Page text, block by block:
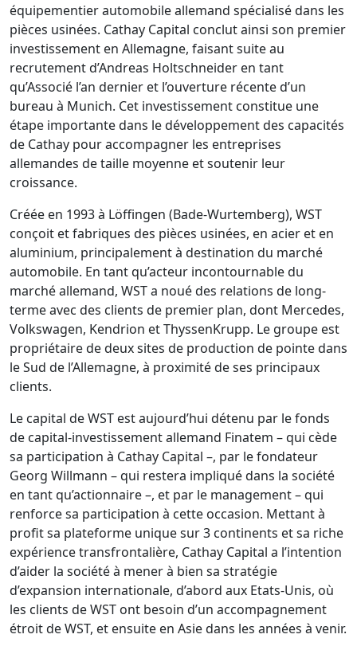
équipementier automobile allemand spécialisé dans les
pièces usinées. Cathay Capital conclut ainsi son premier
investissement en Allemagne, faisant suite au
recrutement d’Andreas Holtschneider en tant
qu’Associé l’an dernier et l’ouverture récente d’un
bureau à Munich. Cet investissement constitue une
étape importante dans le développement des capacités
de Cathay pour accompagner les entreprises
allemandes de taille moyenne et soutenir leur
croissance.
Créée en 1993 à Löffingen (Bade-Wurtemberg), WST
conçoit et fabriques des pièces usinées, en acier et en
aluminium, principalement à destination du marché
automobile. En tant qu’acteur incontournable du
marché allemand, WST a noué des relations de long-
terme avec des clients de premier plan, dont Mercedes,
Volkswagen, Kendrion et ThyssenKrupp. Le groupe est
propriétaire de deux sites de production de pointe dans
le Sud de l’Allemagne, à proximité de ses principaux
clients.
Le capital de WST est aujourd’hui détenu par le fonds
de capital-investissement allemand Finatem – qui cède
sa participation à Cathay Capital –, par le fondateur
Georg Willmann – qui restera impliqué dans la société
en tant qu’actionnaire –, et par le management – qui
renforce sa participation à cette occasion. Mettant à
profit sa plateforme unique sur 3 continents et sa riche
expérience transfrontalière, Cathay Capital a l’intention
d’aider la société à mener à bien sa stratégie
d’expansion internationale, d’abord aux Etats-Unis, où
les clients de WST ont besoin d’un accompagnement
étroit de WST, et ensuite en Asie dans les années à venir.